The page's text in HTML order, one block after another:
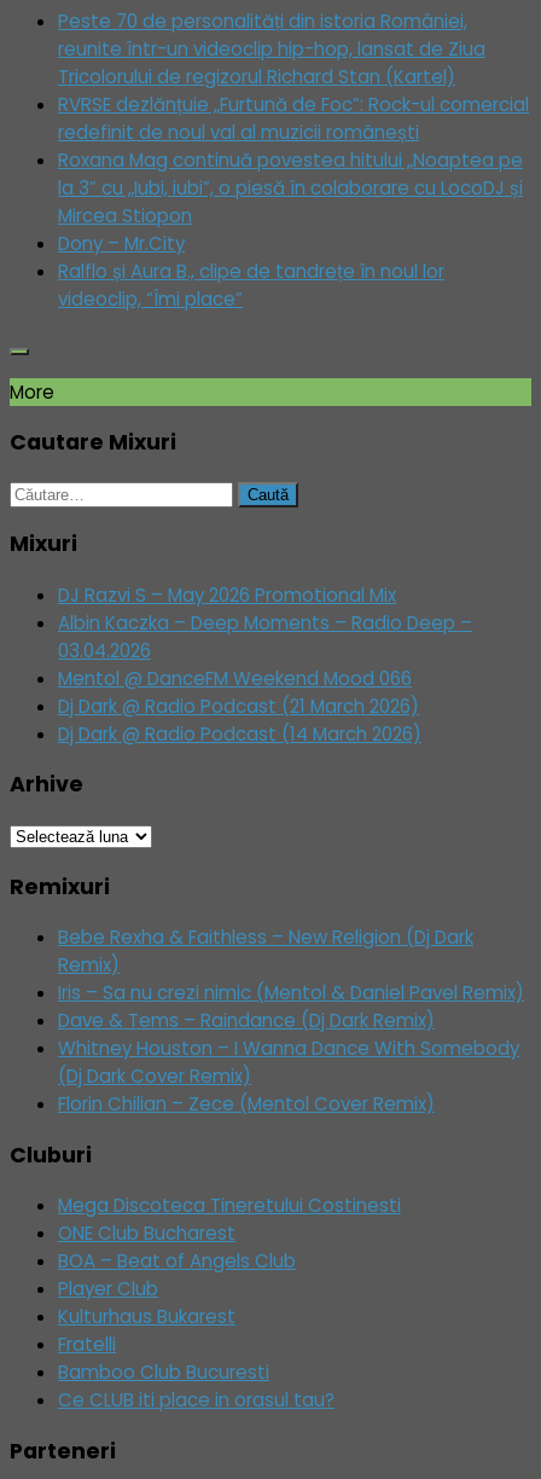
Peste 70 de personalități din istoria României,
reunite într-un videoclip hip-hop, lansat de Ziua
Tricolorului de regizorul Richard Stan (Kartel)
RVRSE dezlănțuie „Furtună de Foc”: Rock-ul comercial
redefinit de noul val al muzicii românești
Roxana Mag continuă povestea hitului „Noaptea pe
la 3” cu „Iubi, iubi”, o piesă în colaborare cu LocoDJ și
Mircea Stiopon
Dony – Mr.City
Ralflo și Aura B., clipe de tandrețe în noul lor
videoclip, “Îmi place”
More
Cautare Mixuri
Caută
Mixuri
DJ Razvi S – May 2026 Promotional Mix
Albin Kaczka – Deep Moments – Radio Deep –
03.04.2026
Mentol @ DanceFM Weekend Mood 066
Dj Dark @ Radio Podcast (21 March 2026)
Dj Dark @ Radio Podcast (14 March 2026)
Arhive
Arhive
Remixuri
Bebe Rexha & Faithless – New Religion (Dj Dark
Remix)
Iris – Sa nu crezi nimic (Mentol & Daniel Pavel Remix)
Dave & Tems – Raindance (Dj Dark Remix)
Whitney Houston – I Wanna Dance With Somebody
(Dj Dark Cover Remix)
Florin Chilian – Zece (Mentol Cover Remix)
Cluburi
Mega Discoteca Tineretului Costinesti
ONE Club Bucharest
BOA – Beat of Angels Club
Player Club
Kulturhaus Bukarest
Fratelli
Bamboo Club Bucuresti
Ce CLUB iti place in orasul tau?
Parteneri